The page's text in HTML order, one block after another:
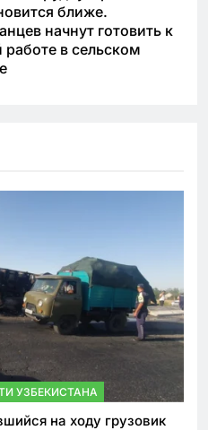
ближе.
начнут готовить к
работе в сельском
УЗБЕКИСТАНА
на ходу грузовик